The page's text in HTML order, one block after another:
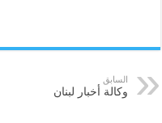
السابق
وكالة أخبار لبنان